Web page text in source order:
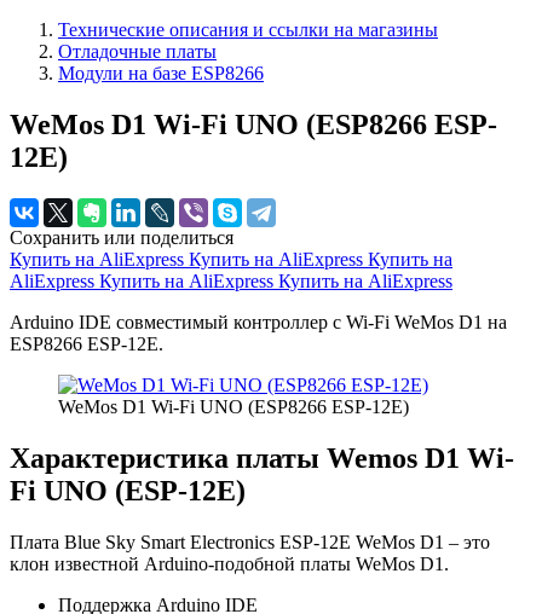
Технические описания и ссылки на магазины
Отладочные платы
Модули на базе ESP8266
WeMos D1 Wi-Fi UNO (ESP8266 ESP-
12E)
Сохранить или поделиться
Купить на AliExpress Купить на AliExpress Купить на
AliExpress Купить на AliExpress Купить на AliExpress
Arduino IDE совместимый контроллер с Wi-Fi WeMos D1 на
ESP8266 ESP-12E.
WeMos D1 Wi-Fi UNO (ESP8266 ESP-12E)
Характеристика платы Wemos D1 Wi-
Fi UNO (ESP-12E)
Плата Blue Sky Smart Electronics ESP-12E WeMos D1 – это
клон известной Arduino-подобной платы WeMos D1.
Поддержка Arduino IDE